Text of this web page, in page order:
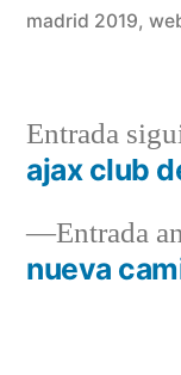
madrid 2019,
deEntrada
nueva
Entrada
ajax club